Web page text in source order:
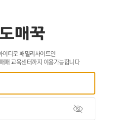
이디로 패밀리사이트인
매 교육센터까지 이용가능합니다